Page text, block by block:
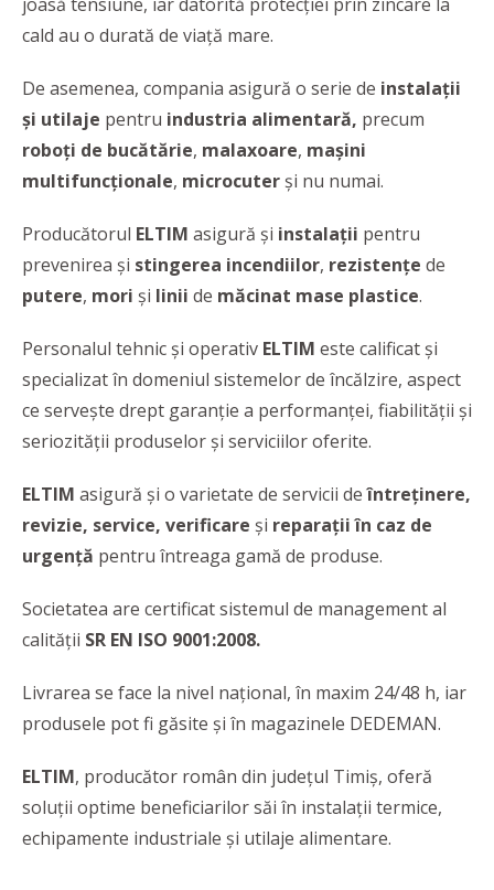
joasă tensiune, iar datorită protecției prin zincare la
cald au o durată de viață mare.
De asemenea, compania asigură o serie de instalaţii
şi utilaje pentru industria alimentară, precum
roboţi de bucătărie, malaxoare, maşini
multifuncţionale, microcuter şi nu numai.
Producătorul ELTIM asigură şi instalaţii pentru
prevenirea şi stingerea incendiilor, rezistenţe de
putere, mori şi linii de măcinat mase plastice.
Personalul tehnic și operativ ELTIM este calificat și
specializat în domeniul sistemelor de încălzire, aspect
ce servește drept garanţie a performanţei, fiabilităţii şi
seriozităţii produselor și serviciilor oferite.
ELTIM asigură şi o varietate de servicii deîntreținere,
revizie, service, verificare și reparații în caz de
urgență pentru întreaga gamă de produse.
Societatea are certificat sistemul de management al
calității SR EN ISO 9001:2008.
Livrarea se face la nivel național, în maxim 24/48 h, iar
produsele pot fi găsite și în magazinele DEDEMAN.
ELTIM, producător român din județul Timiș, oferă
soluţii optime beneficiarilor săi în instalații termice,
echipamente industriale și utilaje alimentare.